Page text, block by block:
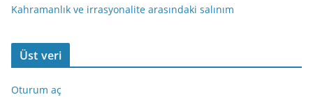
Kahramanlık ve irrasyonalite arasındaki salınım
Üst veri
Oturum aç